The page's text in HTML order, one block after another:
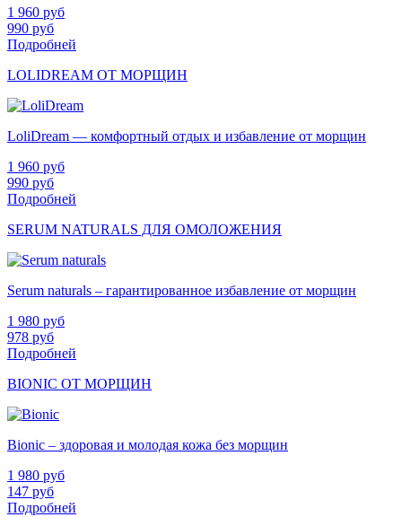
1 960 руб
990 руб
Подробней
LOLIDREAM ОТ МОРЩИН
LoliDream — комфортный отдых и избавление от морщин
1 960 руб
990 руб
Подробней
SERUM NATURALS ДЛЯ ОМОЛОЖЕНИЯ
Serum naturals – гарантированное избавление от морщин
1 980 руб
978 руб
Подробней
BIONIC ОТ МОРЩИН
Bionic – здоровая и молодая кожа без морщин
1 980 руб
147 руб
Подробней